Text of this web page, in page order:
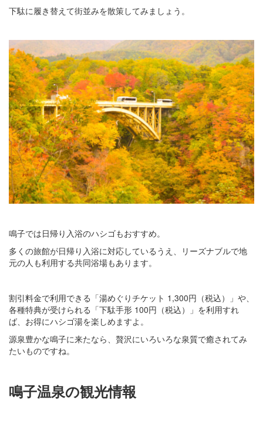
下駄に履き替えて街並みを散策してみましょう。
鳴子では日帰り入浴のハシゴもおすすめ。
多くの旅館が日帰り入浴に対応しているうえ、リーズナブルで地
元の人も利用する共同浴場もあります。
割引料金で利用できる「湯めぐりチケット 1,300円（税込）」や、
各種特典が受けられる「下駄手形 100円（税込）」を利用すれ
ば、お得にハシゴ湯を楽しめますよ。
源泉豊かな鳴子に来たなら、贅沢にいろいろな泉質で癒されてみ
たいものですね。
鳴子温泉の観光情報